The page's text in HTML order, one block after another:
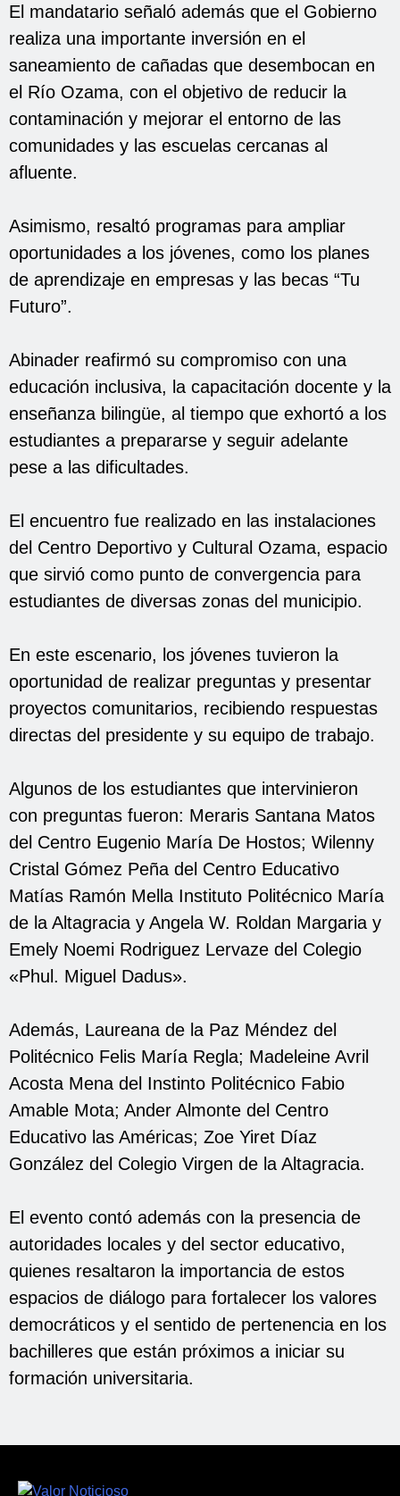
El mandatario señaló además que el Gobierno
realiza una importante inversión en el
saneamiento de cañadas que desembocan en
el Río Ozama, con el objetivo de reducir la
contaminación y mejorar el entorno de las
comunidades y las escuelas cercanas al
afluente.
Asimismo, resaltó programas para ampliar
oportunidades a los jóvenes, como los planes
de aprendizaje en empresas y las becas “Tu
Futuro”.
Abinader reafirmó su compromiso con una
educación inclusiva, la capacitación docente y la
enseñanza bilingüe, al tiempo que exhortó a los
estudiantes a prepararse y seguir adelante
pese a las dificultades.
El encuentro fue realizado en las instalaciones
del Centro Deportivo y Cultural Ozama, espacio
que sirvió como punto de convergencia para
estudiantes de diversas zonas del municipio.
En este escenario, los jóvenes tuvieron la
oportunidad de realizar preguntas y presentar
proyectos comunitarios, recibiendo respuestas
directas del presidente y su equipo de trabajo.
Algunos de los estudiantes que intervinieron
con preguntas fueron: Meraris Santana Matos
del Centro Eugenio María De Hostos; Wilenny
Cristal Gómez Peña del Centro Educativo
Matías Ramón Mella Instituto Politécnico María
de la Altagracia y Angela W. Roldan Margaria y
Emely Noemi Rodriguez Lervaze del Colegio
«Phul. Miguel Dadus».
Además, Laureana de la Paz Méndez del
Politécnico Felis María Regla; Madeleine Avril
Acosta Mena del Instinto Politécnico Fabio
Amable Mota; Ander Almonte del Centro
Educativo las Américas; Zoe Yiret Díaz
González del Colegio Virgen de la Altagracia.
El evento contó además con la presencia de
autoridades locales y del sector educativo,
quienes resaltaron la importancia de estos
espacios de diálogo para fortalecer los valores
democráticos y el sentido de pertenencia en los
bachilleres que están próximos a iniciar su
formación universitaria.